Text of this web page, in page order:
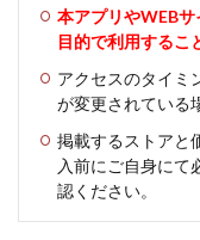
本アプリやWEB
目的で利用するこ
アクセスのタイミ
が変更されている
掲載するストアと
入前にご自身にて
認ください。